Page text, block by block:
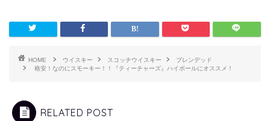
HOME ウイスキー スコッチウイスキー
ブレンデッド
格安！なのにスモーキー！！『ティーチャーズ』ハイボールにオススメ！
RELATED POST